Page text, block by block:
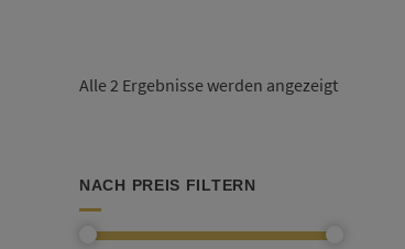
Alle 2 Ergebnisse werden angezeigt
NACH PREIS FILTERN